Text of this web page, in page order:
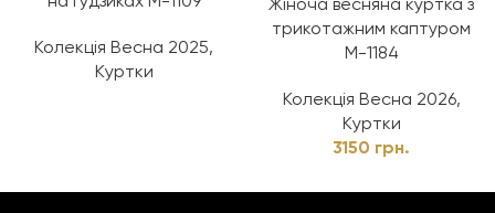
Колекція Весна 2025,
Куртки
Жіноча весняна куртка з
трикотажним каптуром
М-1184
Колекція Весна 2026,
Куртки
3150 грн.